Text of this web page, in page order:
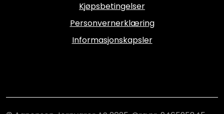
Kjøpsbetingelser
Personvernerklæring
Informasjonskapsler